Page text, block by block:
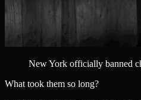
New York officially banned
What took them so long?